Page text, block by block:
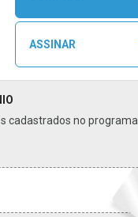
ASSINAR
cadastrados no programa